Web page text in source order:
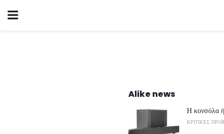
Alike news
Η κονσόλα
ΚΡΙΤΙΚΈΣ